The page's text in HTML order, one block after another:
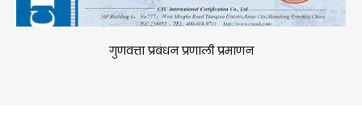
गुणवत्ता प्रबंधन प्रणाली प्रमाणन